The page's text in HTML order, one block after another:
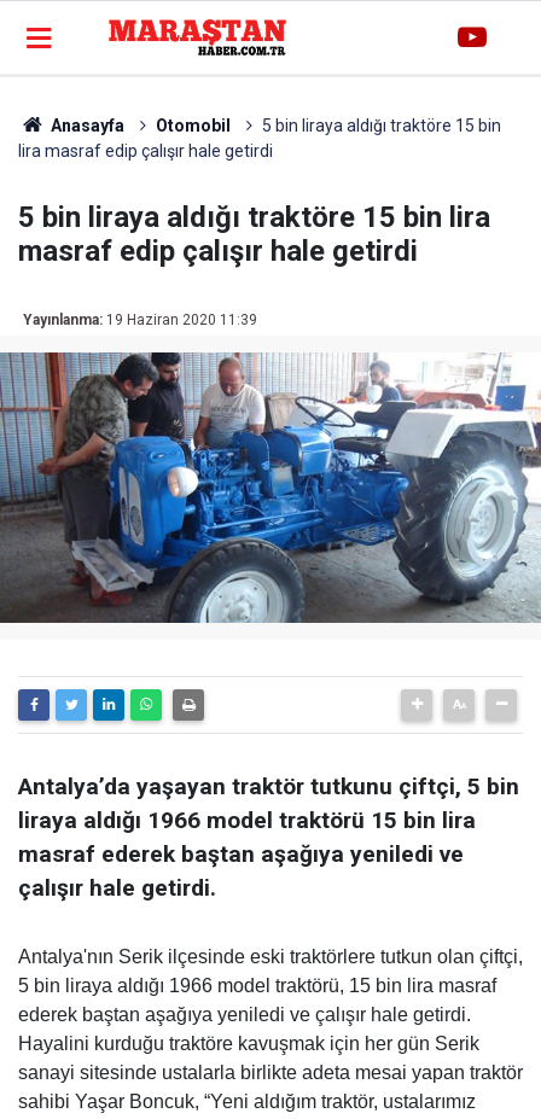
Anasayfa Otomobil
5 bin liraya aldığı traktöre 15 bin
lira masraf edip çalışır hale getirdi
5 bin liraya aldığı traktöre 15 bin lira
masraf edip çalışır hale getirdi
Yayınlanma: 19 Haziran 2020 11:39
Antalya’da yaşayan traktör tutkunu çiftçi, 5 bin
liraya aldığı 1966 model traktörü 15 bin lira
masraf ederek baştan aşağıya yeniledi ve
çalışır hale getirdi.
Antalya'nın Serik ilçesinde eski traktörlere tutkun olan çiftçi,
5 bin liraya aldığı 1966 model traktörü, 15 bin lira masraf
ederek baştan aşağıya yeniledi ve çalışır hale getirdi.
Hayalini kurduğu traktöre kavuşmak için her gün Serik
sanayi sitesinde ustalarla birlikte adeta mesai yapan traktör
sahibi Yaşar Boncuk, “Yeni aldığım traktör, ustalarımız